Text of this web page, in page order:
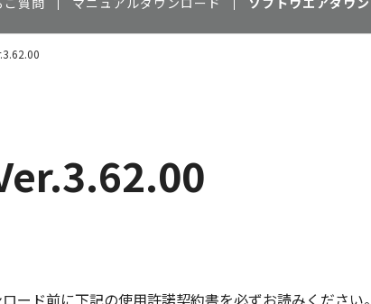
ード前に下記の使用許諾契約書を必ずお読みください。